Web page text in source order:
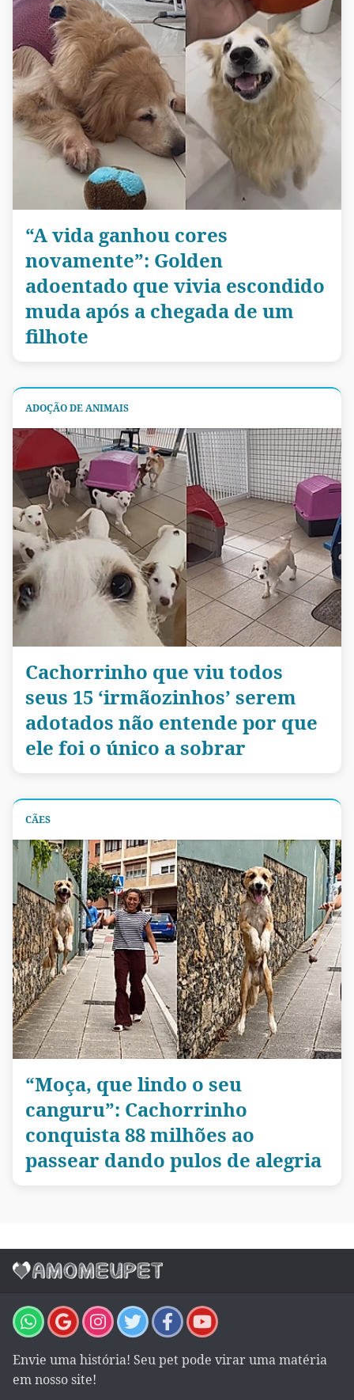
“A vida ganhou cores
novamente”: Golden
adoentado que vivia escondido
muda após a chegada de um
filhote
ADOÇÃO DE ANIMAIS
Cachorrinho que viu todos
seus 15 ‘irmãozinhos’ serem
adotados não entende por que
ele foi o único a sobrar
CÃES
“Moça, que lindo o seu
canguru”: Cachorrinho
conquista 88 milhões ao
passear dando pulos de alegria
Envie uma história! Seu pet pode virar uma matéria
em nosso site!